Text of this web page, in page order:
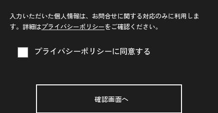
入力いただいた個人情報は、お問合せに関する対応のみに利用しま
す。詳細はプライバシーポリシーをご確認ください。
プライバシーポリシーに同意する